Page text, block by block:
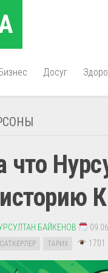
Досуг
что
БАЙКЕНОВ
ТАРИХ 1701